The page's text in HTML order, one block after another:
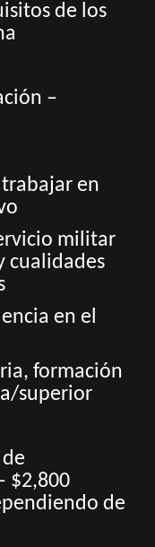
de los
–
en
militar
cualidades
en el
formación
superior
$2,800
de